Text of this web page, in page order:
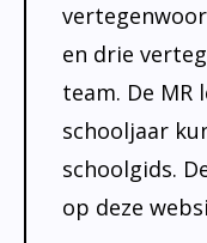
en drie
team. De MR
schooljaar
schoolgids.
op deze